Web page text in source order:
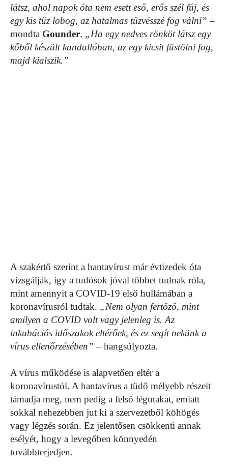
látsz, ahol napok óta nem esett eső, erős szél fúj, és
egy kis tűz lobog, az hatalmas tűzvésszé fog válni” –
mondta Gounder. „Ha egy nedves rönköt látsz egy
kőből készült kandallóban, az egy kicsit füstölni fog,
majd kialszik.”
A szakértő szerint a hantavírust már évtizedek óta
vizsgálják, így a tudósok jóval többet tudnak róla,
mint amennyit a COVID-19 első hullámában a
koronavírusról tudtak. „Nem olyan fertőző, mint
amilyen a COVID volt vagy jelenleg is. Az
inkubációs időszakok eltérőek, és ez segít nekünk a
vírus ellenőrzésében” – hangsúlyozta.
A vírus működése is alapvetően eltér a
koronavírustól. A hantavírus a tüdő mélyebb részeit
támadja meg, nem pedig a felső légutakat, emiatt
sokkal nehezebben jut ki a szervezetből köhögés
vagy légzés során. Ez jelentősen csökkenti annak
esélyét, hogy a levegőben könnyedén
továbbterjedjen.